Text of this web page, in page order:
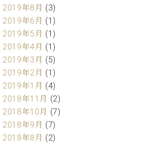
2019年8月 (3)
2019年6月 (1)
2019年5月 (1)
2019年4月 (1)
2019年3月 (5)
2019年2月 (1)
2019年1月 (4)
2018年11月 (2)
2018年10月 (7)
2018年9月 (7)
2018年8月 (2)